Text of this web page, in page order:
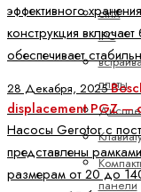
ctrlX
IPC
платы
панели
эффективного
конструкция
обеспечивает
28 Декабря, 2025
displacement PGZ —
Насосы Gerotor с
представлены
размерам от 20 до